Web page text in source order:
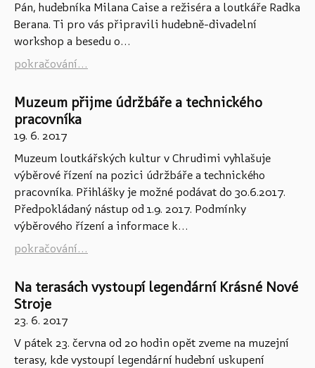
Pán, hudebníka Milana Caise a režiséra a loutkáře Radka
Berana. Ti pro vás připravili hudebně-divadelní
workshop a besedu o...
pokračování...
Muzeum přijme údržbáře a technického
pracovníka
19. 6. 2017
Muzeum loutkářských kultur v Chrudimi vyhlašuje
výběrové řízení na pozici údržbáře a technického
pracovníka. Přihlášky je možné podávat do 30.6.2017.
Předpokládaný nástup od 1.9. 2017. Podmínky
výběrového řízení a informace k...
pokračování...
Na terasách vystoupí legendární Krásné Nové
Stroje
23. 6. 2017
V pátek 23. června od 20 hodin opět zveme na muzejní
terasy, kde vystoupí legendární hudební uskupení